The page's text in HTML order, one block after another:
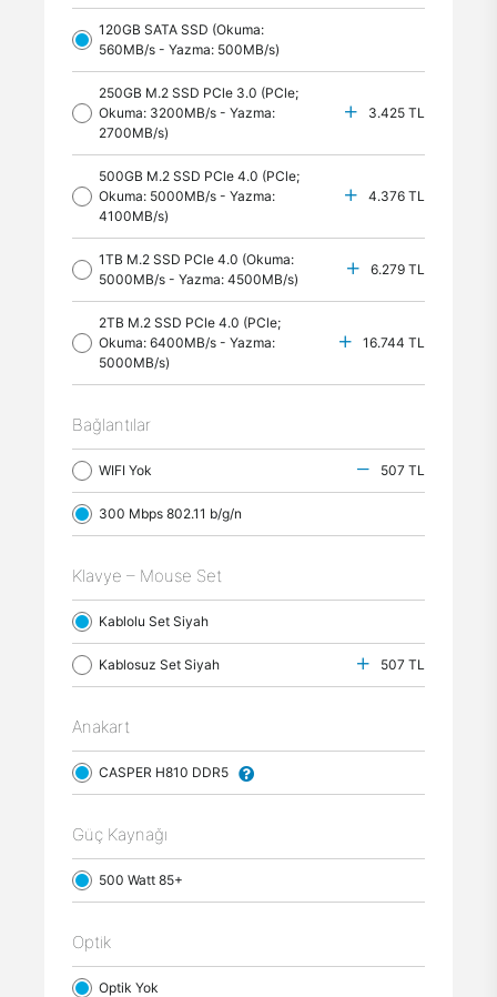
120GB SATA SSD (Okuma:
560MB/s - Yazma: 500MB/s)
250GB M.2 SSD PCle 3.0 (PCle;
Okuma: 3200MB/s - Yazma:
2700MB/s)
3.425 TL
500GB M.2 SSD PCle 4.0 (PCle;
Okuma: 5000MB/s - Yazma:
4100MB/s)
4.376 TL
1TB M.2 SSD PCle 4.0 (Okuma:
5000MB/s - Yazma: 4500MB/s)
6.279 TL
2TB M.2 SSD PCle 4.0 (PCle;
Okuma: 6400MB/s - Yazma:
5000MB/s)
16.744 TL
Bağlantılar
WIFI Yok 507 TL
300 Mbps 802.11 b/g/n
Klavye – Mouse Set
Kablolu Set Siyah
Kablosuz Set Siyah 507 TL
Anakart
CASPER H810 DDR5
Güç Kaynağı
500 Watt 85+
Optik
Optik Yok